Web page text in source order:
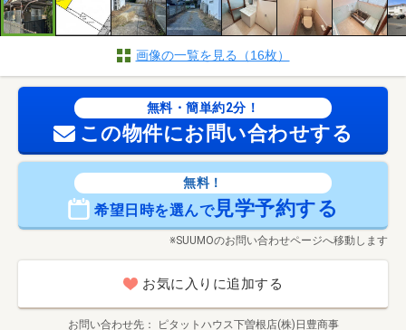
画像の一覧を見る（16枚）
無料・簡単約2分！
この物件にお問い合わせする
無料！
希望日時を選んで見学予約する
※SUUMOのお問い合わせページへ移動します
お気に入りに追加する
お問い合わせ先 ピタットハウス下曽根店(株)日豊商事